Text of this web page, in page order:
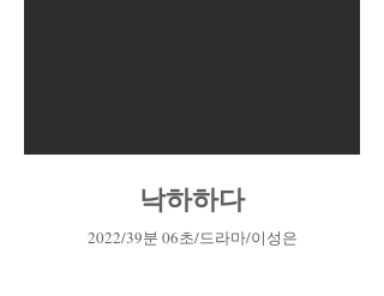
낙하하다
2022/39분 06초/드라마/이성은